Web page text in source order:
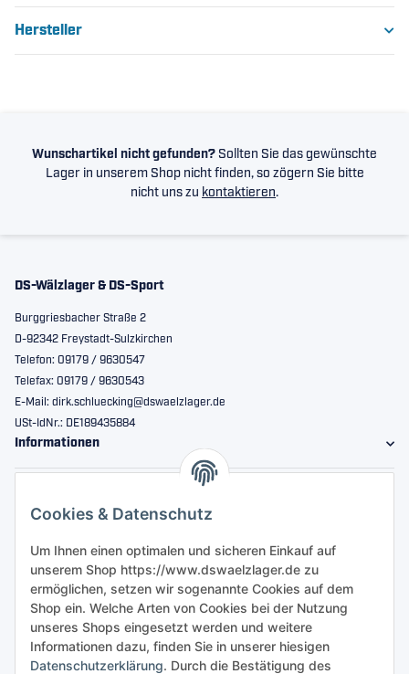
Cookies & Datenschutz
Um Ihnen einen optimalen und sicheren Einkauf auf
unserem Shop https://www.dswaelzlager.de zu
ermöglichen, setzen wir sogenannte Cookies auf dem
Shop ein. Welche Arten von Cookies bei der Nutzung
unseres Shops eingesetzt werden und weitere
Informationen dazu, finden Sie in unserer hiesigen
Datenschutzerklärung. Durch die Bestätigung des
Hersteller
Wunschartikel nicht gefunden? Sollten Sie das gewünschte
Lager in unserem Shop nicht finden, so zögern Sie bitte
nicht uns zu kontaktieren.
DS-Wälzlager & DS-Sport
Burggriesbacher Straße 2
D-92342 Freystadt-Sulzkirchen
Telefon: 09179 / 9630547
Telefax: 09179 / 9630543
E-Mail: dirk.schluecking@dswaelzlager.de
USt-IdNr.: DE189435884
Informationen